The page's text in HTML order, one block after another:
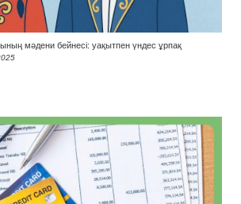
мәдени бейнесі: уақытпен үндес ұрпақ